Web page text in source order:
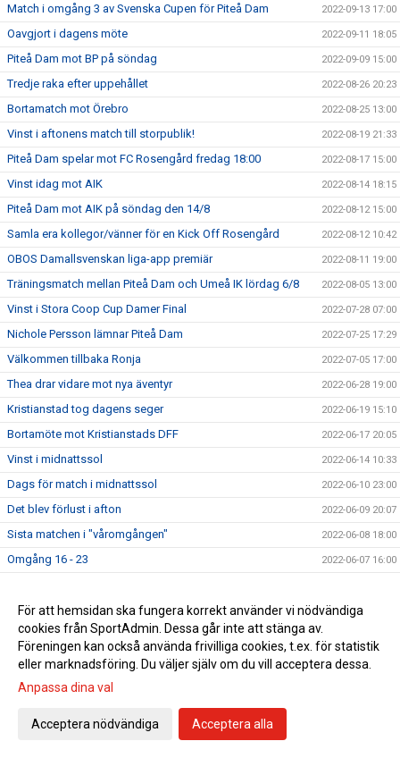
Match i omgång 3 av Svenska Cupen för Piteå Dam 2022-09-13 17:00
Oavgjort i dagens möte 2022-09-11 18:05
Piteå Dam mot BP på söndag 2022-09-09 15:00
Tredje raka efter uppehållet 2022-08-26 20:23
Bortamatch mot Örebro 2022-08-25 13:00
Vinst i aftonens match till storpublik! 2022-08-19 21:33
Piteå Dam spelar mot FC Rosengård fredag 18:00 2022-08-17 15:00
Vinst idag mot AIK 2022-08-14 18:15
Piteå Dam mot AIK på söndag den 14/8 2022-08-12 15:00
Samla era kollegor/vänner för en Kick Off Rosengård 2022-08-12 10:42
OBOS Damallsvenskan liga-app premiär 2022-08-11 19:00
Träningsmatch mellan Piteå Dam och Umeå IK lördag 6/8 2022-08-05 13:00
Vinst i Stora Coop Cup Damer Final 2022-07-28 07:00
Nichole Persson lämnar Piteå Dam 2022-07-25 17:29
Välkommen tillbaka Ronja 2022-07-05 17:00
Thea drar vidare mot nya äventyr 2022-06-28 19:00
Kristianstad tog dagens seger 2022-06-19 15:10
Bortamöte mot Kristianstads DFF 2022-06-17 20:05
Vinst i midnattssol 2022-06-14 10:33
Dags för match i midnattssol 2022-06-10 23:00
Det blev förlust i afton 2022-06-09 20:07
Sista matchen i "våromgången" 2022-06-08 18:00
Omgång 16 - 23 2022-06-07 16:00
Skön hemmaseger idag 2022-06-05 20:00
Piteå Dam spelar mot Umeå på söndag 2022-06-03 15:00
Bortaförlust på stopptid 2022-05-30 21:15
Rosengård på bortaplan
Piteå och Häcken spelade oavgjort
Publik-/folkfest på söndag!
För att hemsidan ska fungera korrekt använder vi nödvändiga
cookies från SportAdmin. Dessa går inte att stänga av.
Föreningen kan också använda frivilliga cookies, t.ex. för statistik
eller marknadsföring. Du väljer själv om du vill acceptera dessa.
Anpassa dina val
Acceptera nödvändiga Acceptera alla